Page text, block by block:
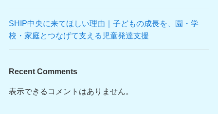
SHIP中央に来てほしい理由｜子どもの成長を、園・学
校・家庭とつなげて支える児童発達支援
Recent Comments
表示できるコメントはありません。